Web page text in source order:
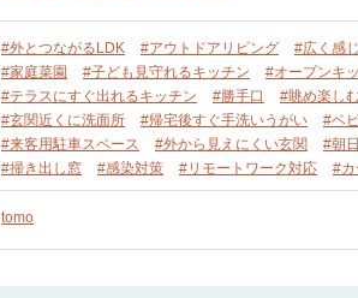
#外とつながるLDK #アウトドアリビング #広く感
#家庭菜園
#子ども見守れるキッチン #オープンキ
#テラスにすぐ出れるキッチン
#勝手口 #眺め楽し
#玄関近くに洗面所
#帰宅後すぐ手洗いうがい #ベ
#来客用駐車スペース
#外から見えにくい玄関 #朝
#掃き出し窓
#感染対策 #リモートワーク対応 #カ
tomo